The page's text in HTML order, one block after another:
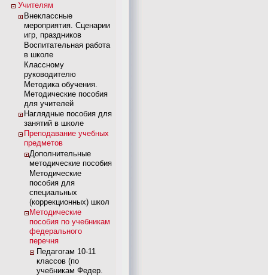
Учителям
Внеклассные
мероприятия. Сценарии
игр, праздников
Воспитательная работа
в школе
Классному
руководителю
Методика обучения.
Методические пособия
для учителей
Наглядные пособия для
занятий в школе
Преподавание учебных
предметов
Дополнительные
методические пособия
Методические
пособия для
специальных
(коррекционных) школ
Методические
пособия по учебникам
федерального
перечня
Педагогам 10-11
классов (по
учебникам Федер.